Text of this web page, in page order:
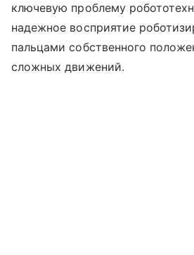
ключевую проблему
надежное восприятие
пальцами собственного
сложных движений.